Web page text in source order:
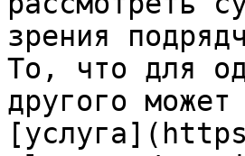
зрения
То, что для
другого